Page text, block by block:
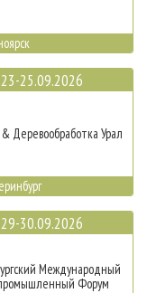
23-25.09.2026
Деревообработка Урал
29-30.09.2026
Международный
Форум